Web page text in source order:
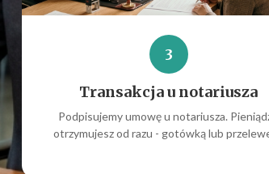
3
Transakcja u notariusza
Podpisujemy umowę u notariusza.
otrzymujesz od razu - gotówką lub